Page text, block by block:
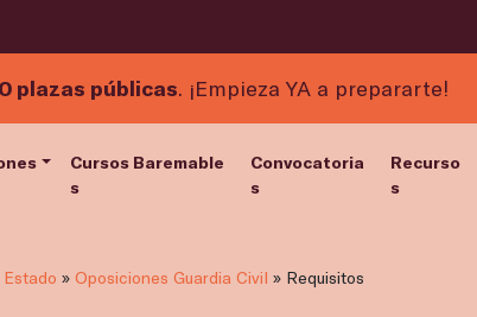
plazas públicas. ¡Empieza YA a prepararte!
Cursos Baremable
s
Convocatoria
s
Recurso
s
» Oposiciones Guardia Civil » Requisitos